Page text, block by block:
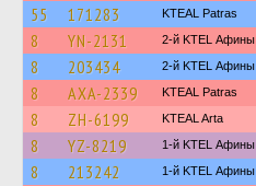
55 171283 KTEAL Patras
8 YN-2131 2-й KTEL Афины
8 203434 2-й KTEL Афины
8 AXA-2339 KTEAL Patras
8 ZH-6199 KTEAL Arta
8 YZ-8219 1-й KTEL Афины
8 213242 1-й KTEL Афины